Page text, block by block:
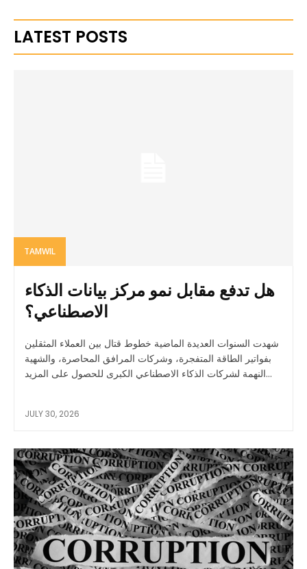
LATEST POSTS
TAMWIL
هل تدفع مقابل نمو مركز بيانات الذكاء
الاصطناعي؟
شهدت السنوات العديدة الماضية خطوط قتال بين العملاء المثقلين
بفواتير الطاقة المتفجرة، وشركات المرافق المحاصرة، والشهية
النهمة لشركات الذكاء الاصطناعي الكبرى للحصول على المزيد...
JULY 30, 2026